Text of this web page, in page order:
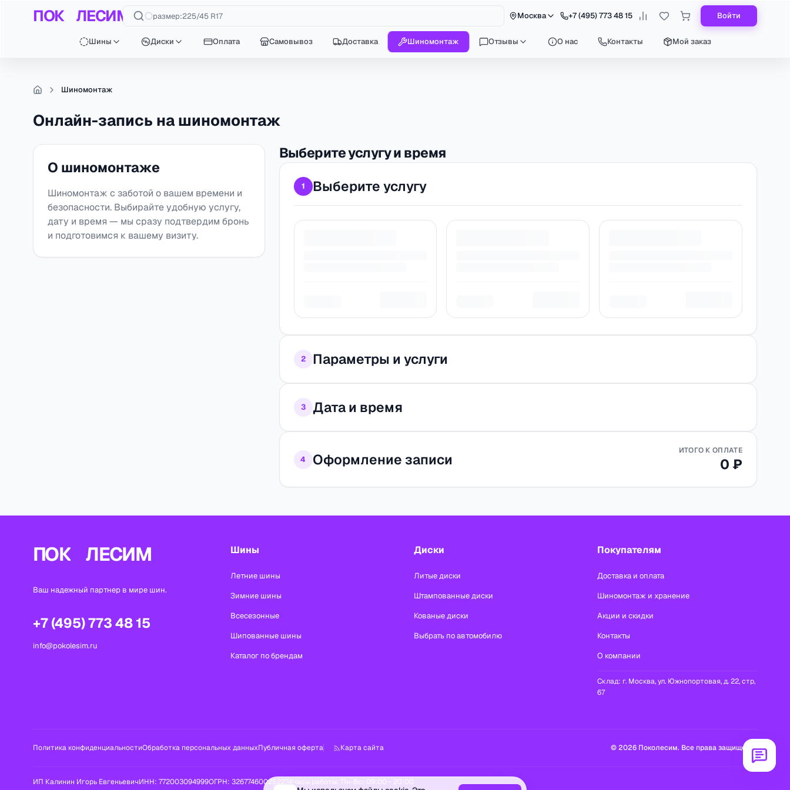
ПОК ЛЕСИМ Шины Диски
размер:225/45 R17 Москва +7 (495) 773 48 15 Войти
Шины Диски Оплата Самовывоз Доставка Шиномонтаж Отзывы О нас Контакты Мой заказ
Шиномонтаж
Онлайн-запись на шиномонтаж
О шиномонтаже
Шиномонтаж с заботой о вашем времени и
безопасности. Выбирайте удобную услугу,
дату и время — мы сразу подтвердим бронь
и подготовимся к вашему визиту.
Выберите услугу и время
1 Выберите услугу
2 Параметры и услуги
3 Дата и время
4 Оформление записи
ИТОГО К ОПЛАТЕ
0 ₽
ПОК ЛЕСИМ
Ваш надежный партнер в мире шин.
+7 (495) 773 48 15
info@pokolesim.ru
Шины
Летние шины
Зимние шины
Всесезонные
Шипованные шины
Каталог по брендам
Диски
Литые диски
Штампованные диски
Кованые диски
Выбрать по автомобилю
Покупателям
Доставка и оплата
Шиномонтаж и хранение
Акции и скидки
Контакты
О компании
Склад: г. Москва, ул. Южнопортовая, д. 22, стр,
67
Политика конфиденциальностиОбработка персональных данныхПубличная оферта Карта сайта © 2026 Поколесим. Все права защищены.
ИП Калинин Игорь ЕвгеньевичИНН: 772003094999ОГРН: 326774600252274Часы работы: Пн-Вс: 09:00 - 20:00